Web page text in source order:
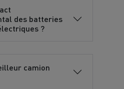
des batteries
?
camion